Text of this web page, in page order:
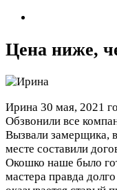
Цена ниже,
Ирина 30 мая, 2021
Обзвонили все
Вызвали замерщика,
месте составили
Окошко наше было
мастера правда